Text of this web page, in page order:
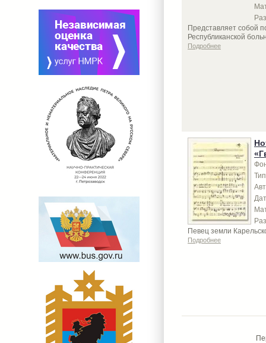
Представляет собой
Республиканской
Подробнее
Певец земли
Подробнее